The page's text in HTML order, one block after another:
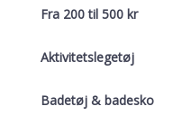
Fra 200 til 500 kr
Aktivitetslegetøj
Badetøj & badesko